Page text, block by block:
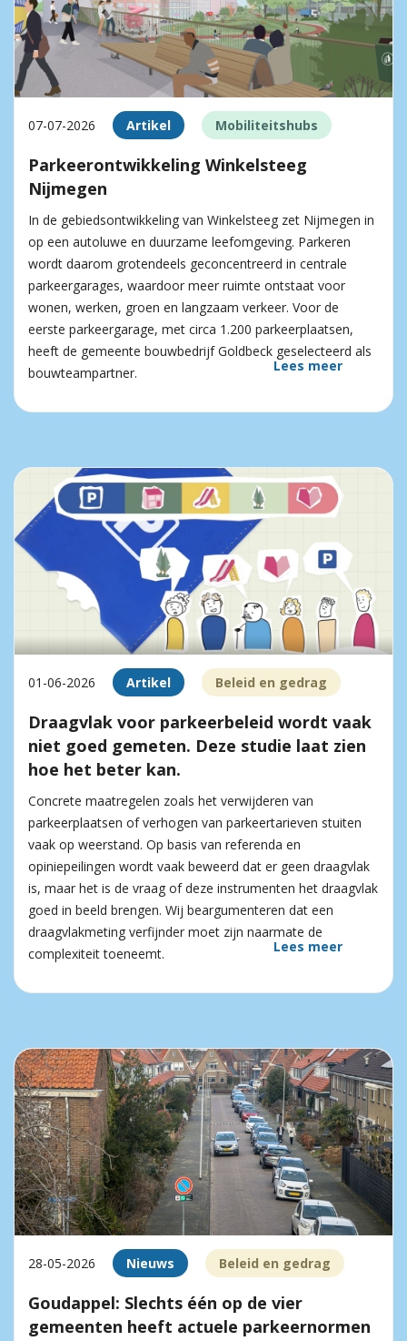
07-07-2026 Artikel Mobiliteitshubs
Parkeerontwikkeling Winkelsteeg
Nijmegen
In de gebiedsontwikkeling van Winkelsteeg zet Nijmegen in
op een autoluwe en duurzame leefomgeving. Parkeren
wordt daarom grotendeels geconcentreerd in centrale
parkeergarages, waardoor meer ruimte ontstaat voor
wonen, werken, groen en langzaam verkeer. Voor de
eerste parkeergarage, met circa 1.200 parkeerplaatsen,
heeft de gemeente bouwbedrijf Goldbeck geselecteerd als
bouwteampartner.
Lees meer
01-06-2026 Artikel Beleid en gedrag
Draagvlak voor parkeerbeleid wordt vaak
niet goed gemeten. Deze studie laat zien
hoe het beter kan.
Concrete maatregelen zoals het verwijderen van
parkeerplaatsen of verhogen van parkeertarieven stuiten
vaak op weerstand. Op basis van referenda en
opiniepeilingen wordt vaak beweerd dat er geen draagvlak
is, maar het is de vraag of deze instrumenten het draagvlak
goed in beeld brengen. Wij beargumenteren dat een
draagvlakmeting verfijnder moet zijn naarmate de
complexiteit toeneemt.
Lees meer
28-05-2026 Nieuws Beleid en gedrag
Goudappel: Slechts één op de vier
gemeenten heeft actuele parkeernormen